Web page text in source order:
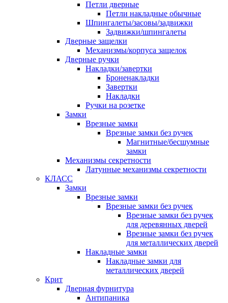
Петли дверные
Петли накладные обычные
Шпингалеты/засовы/задвижки
Задвижки/шпингалеты
Дверные защелки
Механизмы/корпуса защелок
Дверные ручки
Накладки/завертки
Броненакладки
Завертки
Накладки
Ручки на розетке
Замки
Врезные замки
Врезные замки без ручек
Магнитные/бесшумные
замки
Механизмы секретности
Латунные механизмы секретности
КЛАСС
Замки
Врезные замки
Врезные замки без ручек
Врезные замки без ручек
для деревянных дверей
Врезные замки без ручек
для металлических дверей
Накладные замки
Накладные замки для
металлических дверей
Крит
Дверная фурнитура
Антипаника